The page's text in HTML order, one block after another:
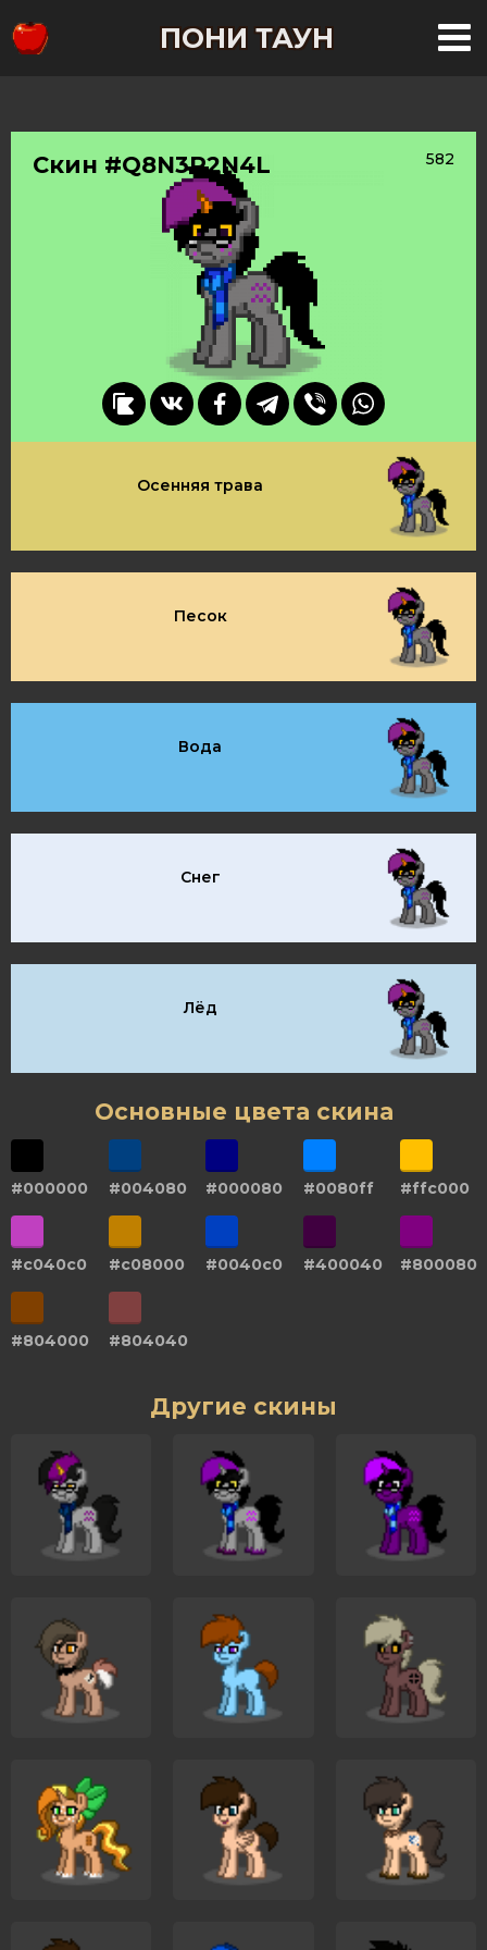
ПОНИ ТАУН
Скин #Q8N3P2N4L 582
Осенняя трава
Песок
Вода
Снег
Лёд
Основные цвета скина
#000000 #004080 #000080 #0080ff #ffc000
#c040c0 #c08000 #0040c0 #400040 #800080
#804000 #804040
Другие скины